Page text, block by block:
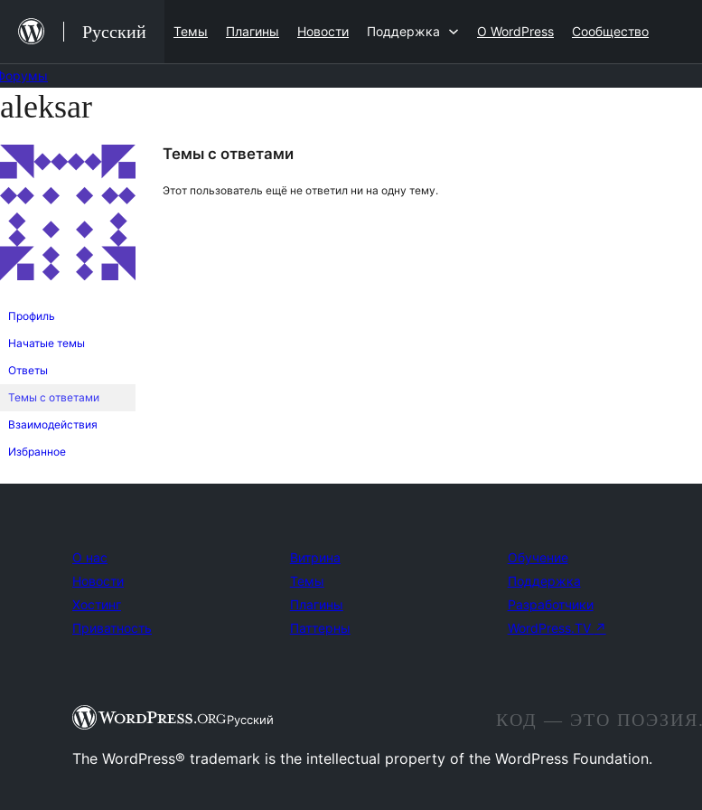
содержимому
Русский Темы Плагины Новости Поддержка О WordPress Сообщество
Перейти
содержимому
aleksar
Профиль
Начатые темы
Ответы
Темы с ответами
Взаимодействия
Избранное
Темы с ответами
Этот пользователь ещё не ответил ни на одну тему.
О нас
Новости
Хостинг
Приватность
Витрина
Темы
Плагины
Паттерны
Обучение
Поддержка
Разработчики
WordPress.TV ↗
Русский КОД — ЭТО ПОЭЗИЯ.
The WordPress® trademark is the intellectual property of the WordPress Foundation.